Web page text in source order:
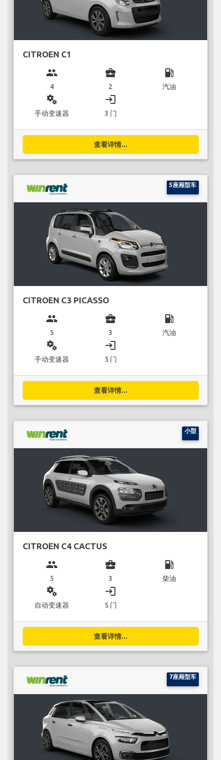
CITROEN C1
group
4
business_center
2
local_gas_station
汽油
miscellaneous_services
手动变速器
login
3 门
查看详情...
5座厢型车
CITROEN C3 PICASSO
group
5
business_center
3
local_gas_station
汽油
miscellaneous_services
手动变速器
login
5 门
查看详情...
小型
CITROEN C4 CACTUS
group
5
business_center
3
local_gas_station
柴油
miscellaneous_services
自动变速器
login
5 门
查看详情...
7座厢型车